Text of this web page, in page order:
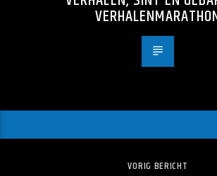
VORIG BERICHT